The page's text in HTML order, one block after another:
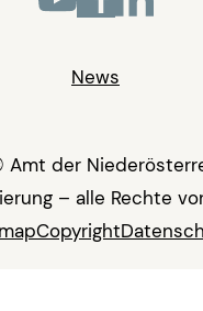
News
Amt der
– alle Rechte
Copyright